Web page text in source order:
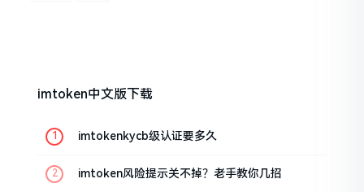
imtoken中文版下载
imtokenkycb级认证要多久
imtoken风险提示关不掉？老手教你几招